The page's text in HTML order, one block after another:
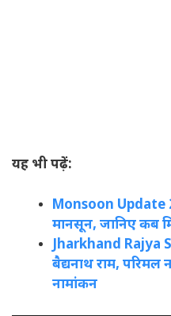
यह भी पढ़ें:
Monsoon Update
मानसून, जानिए कब
Jharkhand Rajya
बैद्यनाथ राम, परिमल
नामांकन